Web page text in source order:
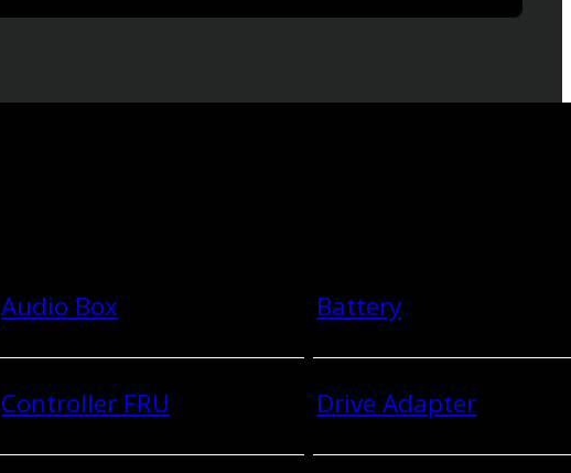
Audio Box Battery
Controller FRU Drive Adapter